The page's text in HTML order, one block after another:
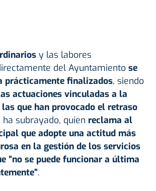
y las labores
del Ayuntamiento se
prácticamente finalizados, siendo
actuaciones vinculadas a la
que han provocado el retraso
ha subrayado, quien reclama al
que adopte una actitud más
en la gestión de los servicios
“no se puede funcionar a última
.